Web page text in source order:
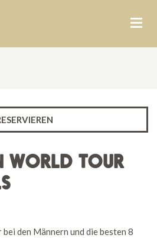
WORLD TOUR
den Männern und die besten 8